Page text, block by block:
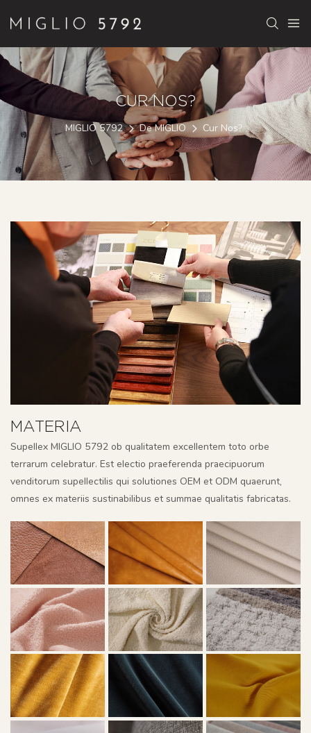
CUR NOS?
MIGLIO 5792 De MIGLIO Cur Nos?
MATERIA
Supellex MIGLIO 5792 ob qualitatem excellentem toto orbe
terrarum celebratur. Est electio praeferenda praecipuorum
venditorum supellectilis qui solutiones OEM et ODM quaerunt,
omnes ex materiis sustinabilibus et summae qualitatis fabricatas.